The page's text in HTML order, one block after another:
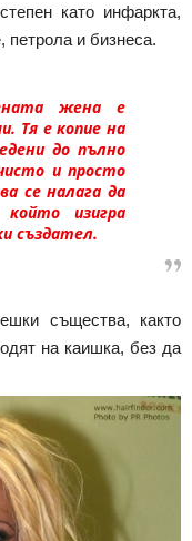
като инфаркта,
петрола и бизнеса.
жена е
Тя е копие на
до пълно
и просто
се налага да
изигра
създател.
същества, както
на каишка, без да